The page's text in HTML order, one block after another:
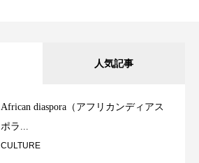
人気記事
African diaspora（アフリカンディアス
ポラ...
CULTURE